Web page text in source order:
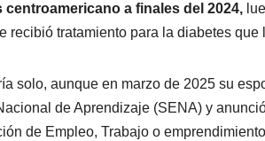
centroamericano a finales del 2024,
recibió tratamiento para la diabetes que
solo, aunque en marzo de 2025 su
de Aprendizaje (SENA) y
de Empleo, Trabajo o